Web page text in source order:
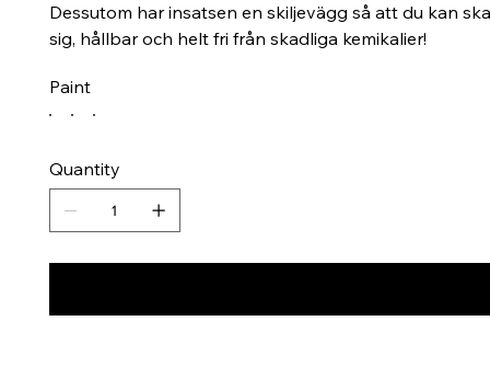
Dessutom har insatsen en skiljevägg så att du kan
sig, hållbar och helt fri från skadliga kemikalier!
Paint
Quantity